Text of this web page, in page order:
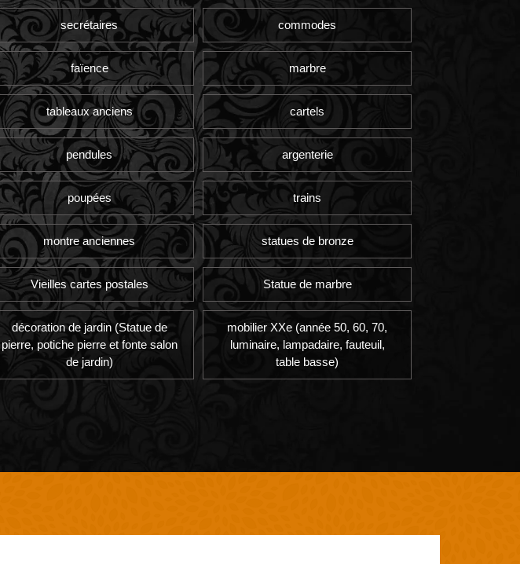
secrétaires commodes
faïence marbre
tableaux anciens cartels
pendules argenterie
poupées trains
montre anciennes statues de bronze
Vieilles cartes postales Statue de marbre
décoration de jardin (Statue de
pierre, potiche pierre et fonte salon
de jardin)
mobilier XXe (année 50, 60, 70,
luminaire, lampadaire, fauteuil,
table basse)